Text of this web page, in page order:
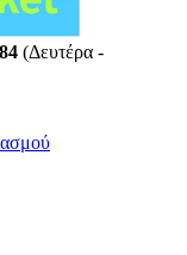
(Δευτέρα -